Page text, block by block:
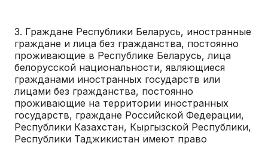
3. Граждане Республики Беларусь, иностранные
граждане и лица без гражданства, постоянно
проживающие в Республике Беларусь, лица
белорусской национальности, являющиеся
гражданами иностранных государств или
лицами без гражданства, постоянно
проживающие на территории иностранных
государств, граждане Российской Федерации,
Республики Казахстан, Кыргызской Республики,
Республики Таджикистан имеют право